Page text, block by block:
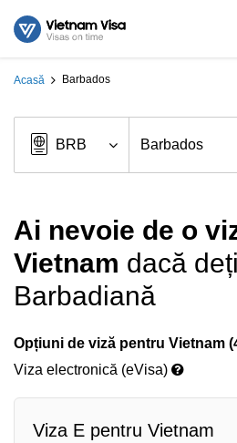
Acasă Barbados
Ai nevoie de o
Vietnam dacă
Barbadiană
Opțiuni de viză pentru Vietnam
Viza electronică (eVisa)
Viza E pentru Vietnam